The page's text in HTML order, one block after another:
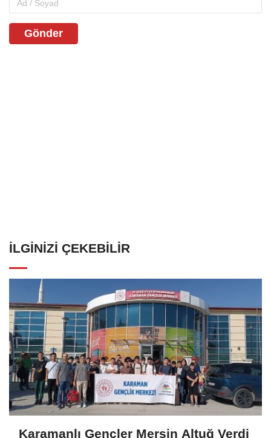
Gönder
İLGINIZI ÇEKEBILIR
Karamanlı Gençler Mersin Altuğ Verdi